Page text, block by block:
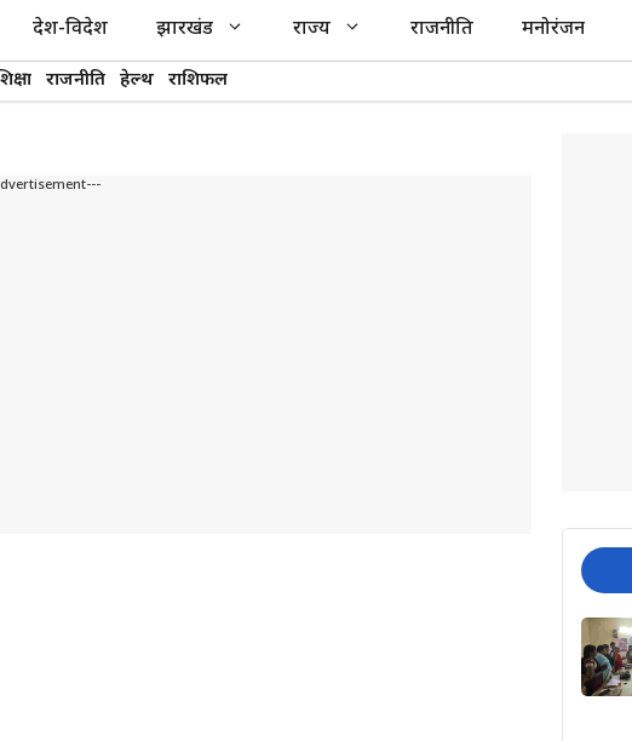
देश-विदेश झारखंड राज्य राजनीति मनोरंजन
राजनीति हेल्थ राशिफल